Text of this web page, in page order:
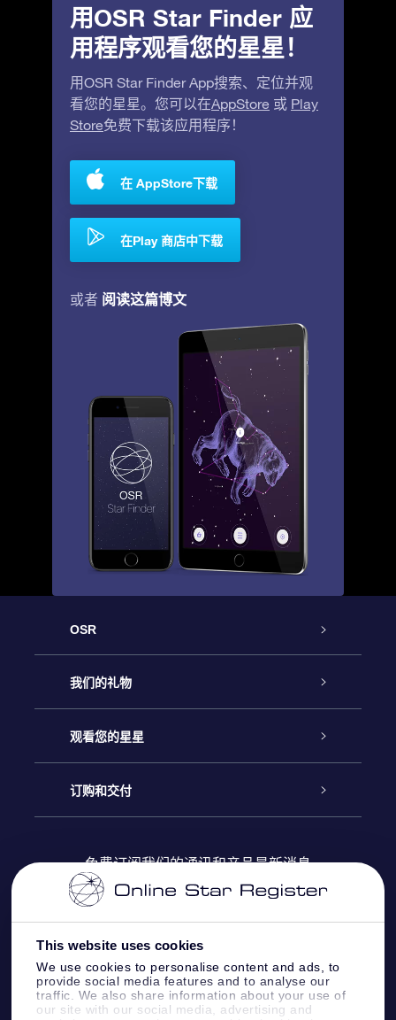
This website uses cookies
We use cookies to personalise content and ads, to
provide social media features and to analyse our
traffic. We also share information about your use of
our site with our social media, advertising and
用OSR Star Finder 应
用程序观看您的星星！
用OSR Star Finder App搜索、定位并观
看您的星星。您可以在AppStore 或 Play
Store免费下载该应用程序！
在 AppStore下载
在Play 商店中下载
或者 阅读这篇博文
OSR
客户服务
联系我们
博客
评论
我们的礼物
Online Star礼物
OSR 礼物包
OSR 礼物卡
公司礼品
观看您的星星
Online Star Register
个性化的Star Page
One Million Stars
OSR Starsaver
订购和交付
付款信息
配送信息
退货政策&撤销权
免费订阅我们的通讯和产品最新消息